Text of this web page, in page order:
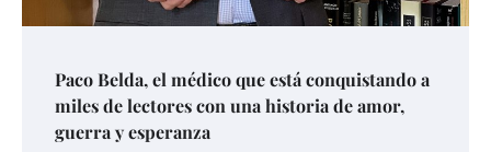
Paco Belda, el médico que está conquistando a
miles de lectores con una historia de amor,
guerra y esperanza